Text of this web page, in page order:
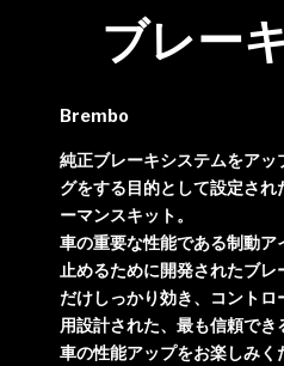
ブレー
Brembo
純正ブレーキシステムをア
グをする目的として設定さ
ーマンスキット。
車の重要な性能である制動ア
止めるために開発されたブ
だけしっかり効き、コント
用設計された、最も信頼で
車の性能アップをお楽しみく